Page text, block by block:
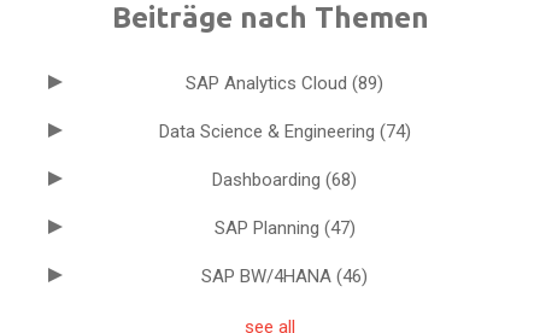
Beiträge nach Themen
SAP Analytics Cloud (89)
Data Science & Engineering (74)
Dashboarding (68)
SAP Planning (47)
SAP BW/4HANA (46)
see all